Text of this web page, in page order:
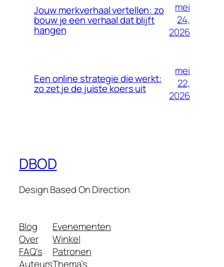
Jouw merkverhaal vertellen: zo
bouw je een verhaal dat blijft
hangen
mei
24,
2026
Een online strategie die werkt:
zo zet je de juiste koers uit
mei
22,
2026
DBOD
Design Based On Direction
Blog
Over
FAQ's
Auteurs
Evenementen
Winkel
Patronen
Thema’s